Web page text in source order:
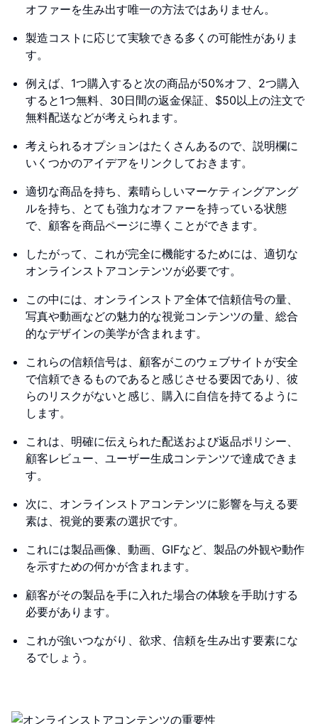
オファーを生み出す唯一の方法ではありません。
製造コストに応じて実験できる多くの可能性がありま
す。
例えば、1つ購入すると次の商品が50%オフ、2つ購入
すると1つ無料、30日間の返金保証、$50以上の注文で
無料配送などが考えられます。
考えられるオプションはたくさんあるので、説明欄に
いくつかのアイデアをリンクしておきます。
適切な商品を持ち、素晴らしいマーケティングアング
ルを持ち、とても強力なオファーを持っている状態
で、顧客を商品ページに導くことができます。
したがって、これが完全に機能するためには、適切な
オンラインストアコンテンツが必要です。
この中には、オンラインストア全体で信頼信号の量、
写真や動画などの魅力的な視覚コンテンツの量、総合
的なデザインの美学が含まれます。
これらの信頼信号は、顧客がこのウェブサイトが安全
で信頼できるものであると感じさせる要因であり、彼
らのリスクがないと感じ、購入に自信を持てるように
します。
これは、明確に伝えられた配送および返品ポリシー、
顧客レビュー、ユーザー生成コンテンツで達成できま
す。
次に、オンラインストアコンテンツに影響を与える要
素は、視覚的要素の選択です。
これには製品画像、動画、GIFなど、製品の外観や動作
を示すための何かが含まれます。
顧客がその製品を手に入れた場合の体験を手助けする
必要があります。
これが強いつながり、欲求、信頼を生み出す要素にな
るでしょう。